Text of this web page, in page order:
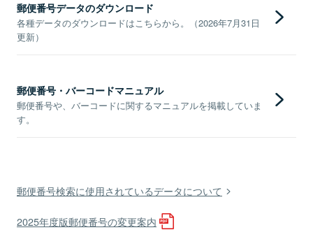
郵便番号データのダウンロード
各種データのダウンロードはこちらから。（2026年7月31日
更新）
郵便番号・バーコードマニュアル
郵便番号や、バーコードに関するマニュアルを掲載していま
す。
郵便番号検索に使用されているデータについて
2025年度版郵便番号の変更案内